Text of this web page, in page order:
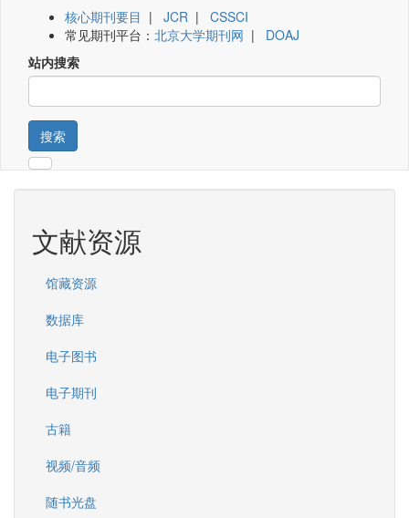
核心期刊要目 | JCR | CSSCI
常见期刊平台： 北京大学期刊网 | DOAJ
站内搜索
搜索
文献资源
馆藏资源
数据库
电子图书
电子期刊
古籍
视频/音频
随书光盘